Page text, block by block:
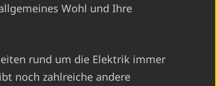
Wohl und Ihre
rund um die Elektrik immer
noch zahlreiche andere